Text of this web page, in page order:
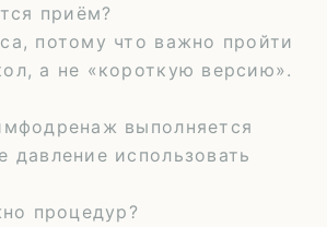
приём?
потому что важно пройти
а не «короткую версию».
выполняется
давление использовать
процедур?